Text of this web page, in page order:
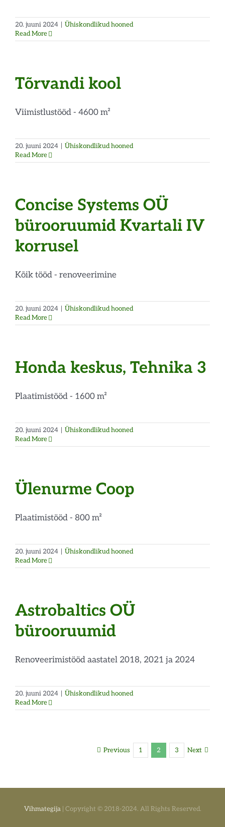
20. juuni 2024
Ühiskondlikud hooned
Read More
Tõrvandi kool
Viimistlustööd - 4600 m²
20. juuni 2024
Ühiskondlikud hooned
Read More
Concise Systems OÜ
bürooruumid Kvartali IV
korrusel
Kõik tööd - renoveerimine
20. juuni 2024
Ühiskondlikud hooned
Read More
Honda keskus, Tehnika 3
Plaatimistööd - 1600 m²
20. juuni 2024
Ühiskondlikud hooned
Read More
Ülenurme Coop
Plaatimistööd - 800 m²
20. juuni 2024
Ühiskondlikud hooned
Read More
Astrobaltics OÜ
bürooruumid
Renoveerimistööd aastatel 2018, 2021 ja 2024
20. juuni 2024
Ühiskondlikud hooned
Read More
Previous 1 2 3 Next
Vihmategija| Copyright © 2018-2024. All Rights Reserved.